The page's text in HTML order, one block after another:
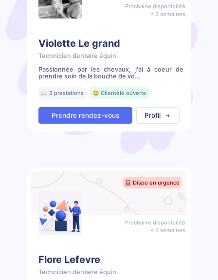
Prochaine disponibilité
< 3 semaines
Violette Le grand
Technicien dentaire équin
Passionnée par les chevaux, j'ai à coeur de
prendre soin de la bouche de vo...
📖 3 prestations 🤩 Clientèle ouverte
Prendre rendez-vous Profil
🚨 Dispo en urgence
Prochaine disponibilité
< 3 semaines
Flore Lefevre
Technicien dentaire équin